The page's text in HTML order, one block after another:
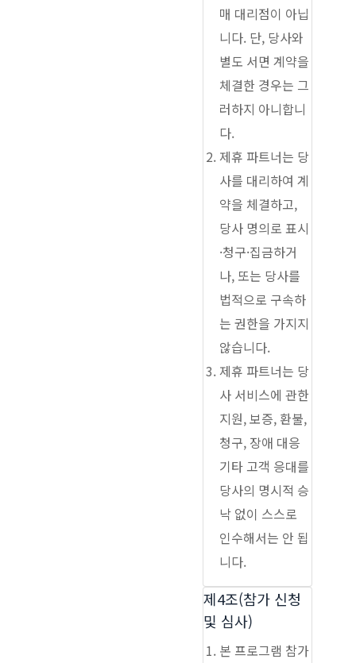
매 대리점이 아닙
니다. 단, 당사와
별도 서면 계약을
체결한 경우는 그
러하지 아니합니
다.
제휴 파트너는 당
사를 대리하여 계
약을 체결하고,
당사 명의로 표시
·청구·집금하거
나, 또는 당사를
법적으로 구속하
는 권한을 가지지
않습니다.
제휴 파트너는 당
사 서비스에 관한
지원, 보증, 환불,
청구, 장애 대응
기타 고객 응대를
당사의 명시적 승
낙 없이 스스로
인수해서는 안 됩
니다.
제4조(참가 신청
및 심사)
본 프로그램 참가